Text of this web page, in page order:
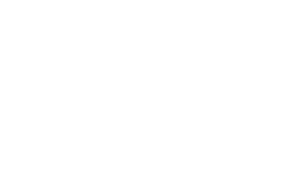
personal data via analytics, ads,